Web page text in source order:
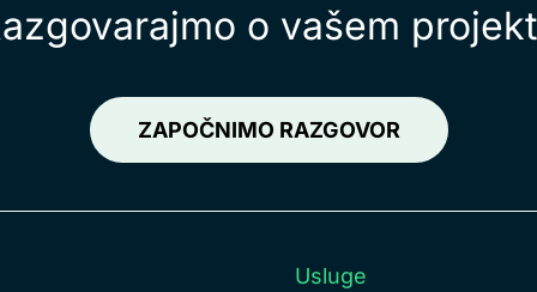
o vašem
ZAPOČNIMO RAZGOVOR
Usluge